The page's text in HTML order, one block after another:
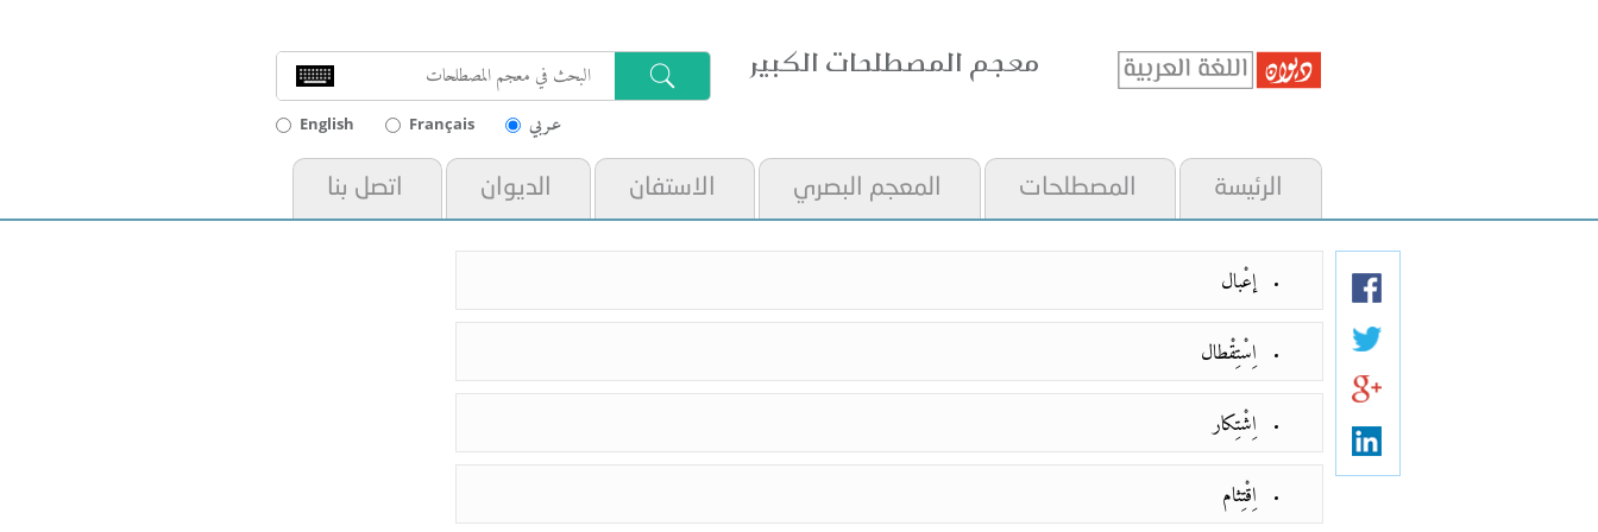
معجم المصطلحات الكبير
English Français عـربي
الرئيسة المصطلحات المعجم البصري الاستفان الديوان اتصل بنا
إعْبال
اِسْتِقْطال
اِشْتِكار
اِقْتِثام